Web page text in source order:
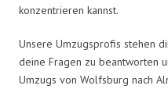
konzentrieren kannst.
Unsere Umzugsprofis stehen
deine Fragen zu beantworten
Umzugs von Wolfsburg nach